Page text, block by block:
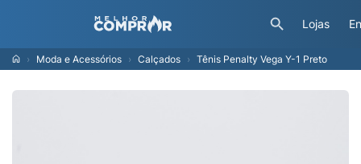
Lojas
Moda e Acessórios Calçados Tênis Penalty Vega Y-1 Preto